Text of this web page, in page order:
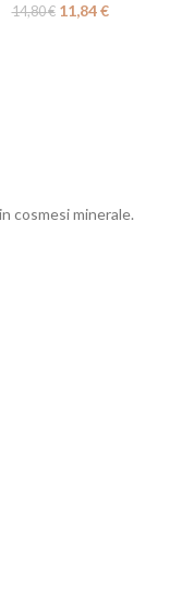
14,80€ 11,84€
cosmesi minerale.